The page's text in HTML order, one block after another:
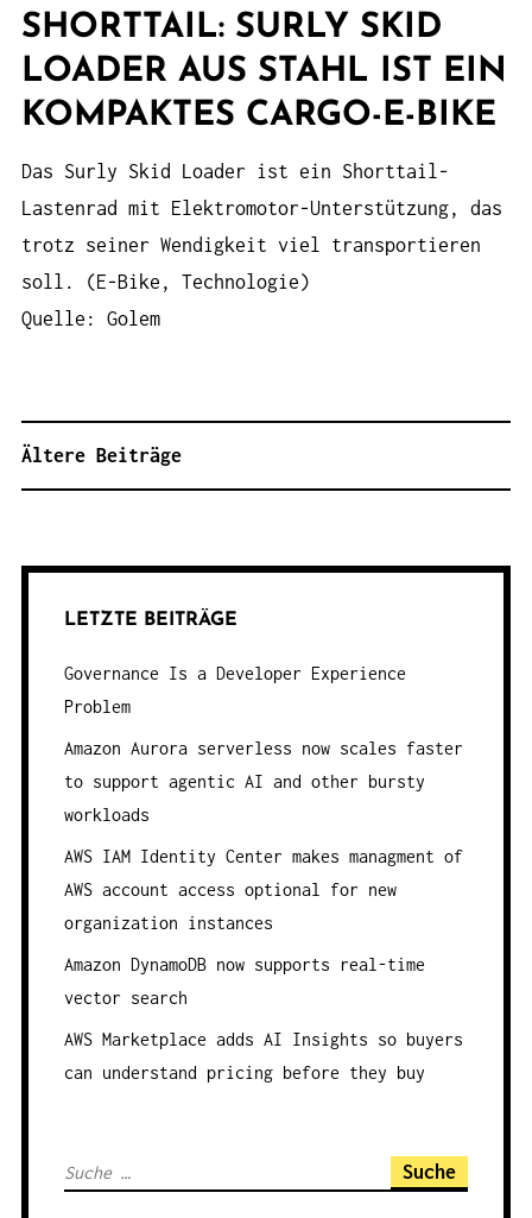
SHORTTAIL: SURLY SKID
LOADER AUS STAHL IST EIN
KOMPAKTES CARGO-E-BIKE
Das Surly Skid Loader ist ein Shorttail-
Lastenrad mit Elektromotor-Unterstützung, das
trotz seiner Wendigkeit viel transportieren
soll. (E-Bike, Technologie)
Quelle: Golem
B
E
T
Ältere Beiträge
LETZTE BEITRÄGE
Governance Is a Developer Experience
Problem
Amazon Aurora serverless now scales faster
to support agentic AI and other bursty
workloads
AWS IAM Identity Center makes managment of
AWS account access optional for new
organization instances
Amazon DynamoDB now supports real-time
vector search
AWS Marketplace adds AI Insights so buyers
can understand pricing before they buy
S